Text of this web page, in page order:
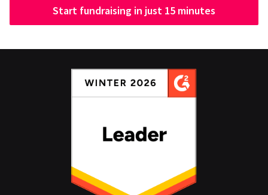
Start fundraising in just 15 minutes